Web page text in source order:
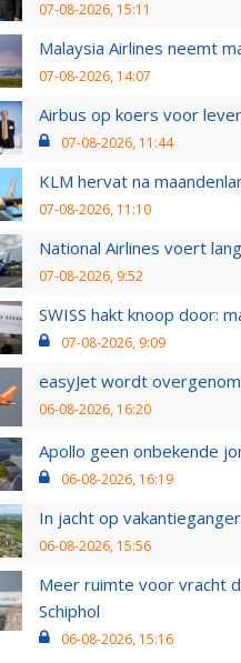
07-08-2026, 15:11
Malaysia Airlines neemt
07-08-2026, 14:07
Airbus op koers voor
07-08-2026, 11:44
KLM hervat na
07-08-2026, 11:10
National Airlines voert
07-08-2026, 9:52
SWISS hakt knoop door:
07-08-2026, 9:09
easyJet wordt
06-08-2026, 16:20
Apollo geen onbekende
06-08-2026, 16:19
In jacht op
06-08-2026, 15:56
Meer ruimte voor vracht
Schiphol
06-08-2026, 15:16